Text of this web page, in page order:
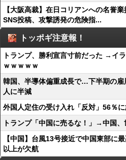
【大阪高裁】在日コリアンへの名誉
SNS投稿、攻撃誘発の危険指...
トッポギ注意報！
トランプ、勝利宣言寸前だった →イ
ｗｗｗｗｗ
韓国、半導体偏重成長で…下半期の
人に半減
外国人定住の受け入れ「反対」56％
トランプ「中国に売るな！」→中国
【中国】台風13号接近で中国東部に
以上が欠航